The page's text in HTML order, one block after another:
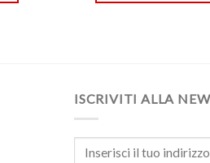
ISCRIVITI ALLA